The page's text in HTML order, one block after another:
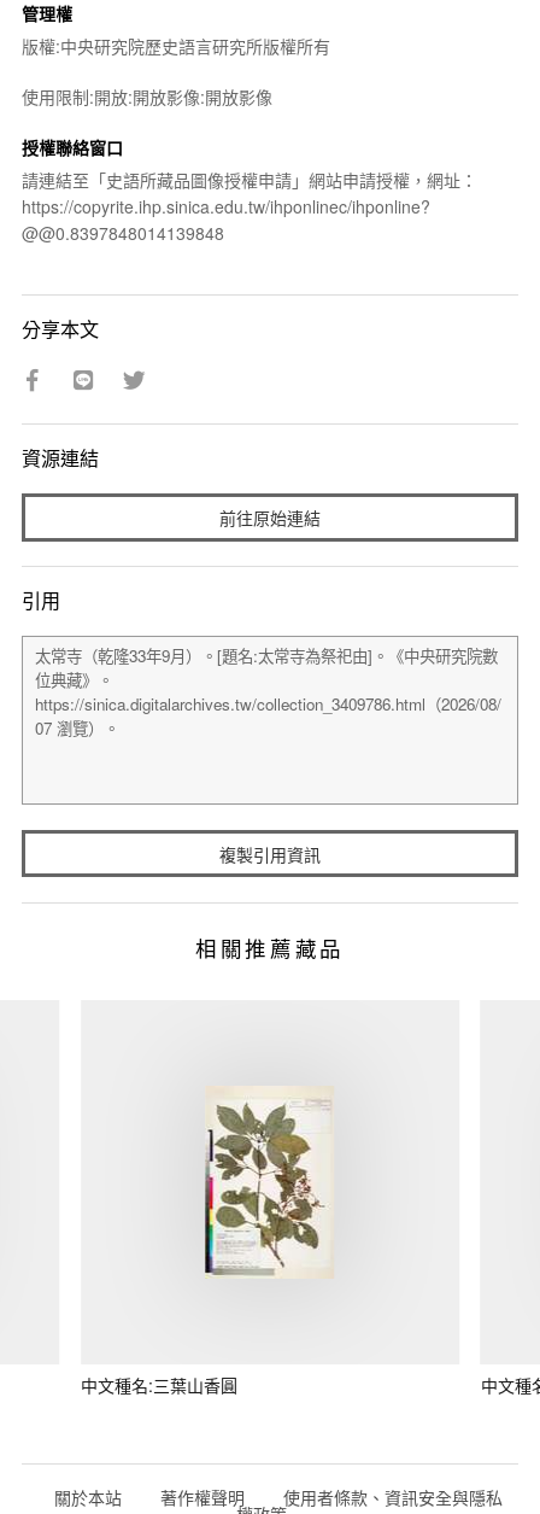
管理權
版權:中央研究院歷史語言研究所版權所有
使用限制:開放:開放影像:開放影像
授權聯絡窗口
請連結至「史語所藏品圖像授權申請」網站申請授權，網址：
https://copyrite.ihp.sinica.edu.tw/ihponlinec/ihponline?
@@0.8397848014139848
分享本文
資源連結
前往原始連結
引用
複製引用資訊
相關推薦藏品
中文種名:三葉山香圓 中文種
關於本站 著作權聲明 使用者條款、資訊安全與隱私